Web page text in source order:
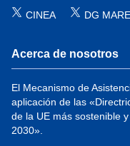
CINEA DG MARE
Acerca de nosotros
El Mecanismo de
aplicación de las
de la UE más sostenible
2030».